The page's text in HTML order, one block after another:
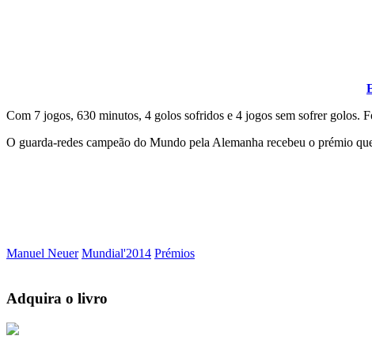
Com 7 jogos, 630 minutos, 4 golos sofridos e 4 jogos sem sofrer golos.
O guarda-redes campeão do Mundo pela Alemanha recebeu o prémio
Manuel Neuer Mundial'2014 Prémios
Adquira o livro